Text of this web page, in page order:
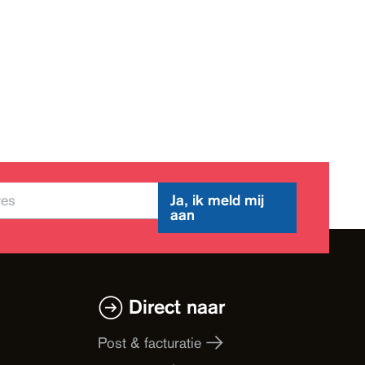
Ja, ik meld mij
aan
Direct naar
Post & facturatie